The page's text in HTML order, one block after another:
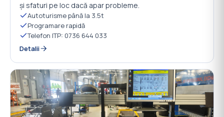
și sfaturi pe loc dacă apar probleme.
Autoturisme până la 3.5t
Programare rapidă
Telefon ITP: 0736 644 033
Detalii